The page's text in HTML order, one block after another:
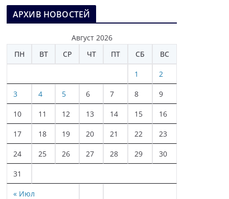
АРХИВ НОВОСТЕЙ
Август 2026
ПН
ВТ СР ЧТ ПТ СБ ВС
« Июл
1 2
3 4 5 6 7 8 9
10 11 12 13 14 15 16
17 18 19 20 21 22 23
24 25 26 27 28 29 30
31